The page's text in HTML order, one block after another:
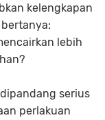
kelengkapan
lebih
serius
perlakuan